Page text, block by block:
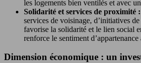
les logements bien ventilés et avec
Solidarité et services de proximité :
services de voisinage, d’initiatives de
favorise la solidarité et le lien social
renforce le sentiment
Dimension économique : un